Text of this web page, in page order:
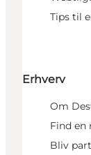
Tips til
Erhverv
Om
Find en
Bliv